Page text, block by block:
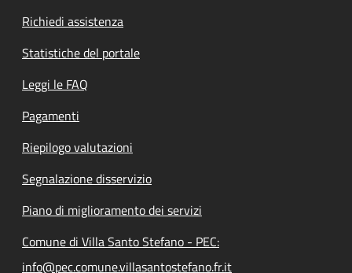
Richiedi assistenza
Statistiche del portale
Leggi le FAQ
Pagamenti
Riepilogo valutazioni
Segnalazione disservizio
Piano di miglioramento dei servizi
Comune di Villa Santo Stefano - PEC:
info@pec.comune.villasantostefano.fr.it